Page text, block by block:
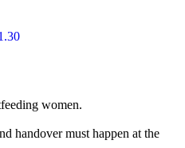
women.
handover must happen at the